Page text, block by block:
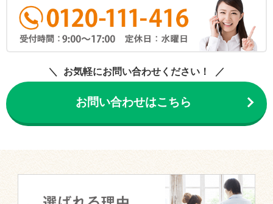
お気軽にお問い合わせください！
お問い合わせはこちら